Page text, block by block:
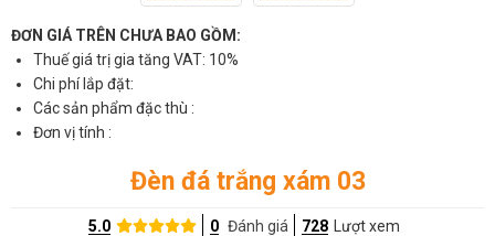
ĐƠN GIÁ TRÊN CHƯA BAO GỒM:
Thuế giá trị gia tăng VAT: 10%
Chi phí lắp đặt:
Các sản phẩm đặc thù :
Đơn vị tính :
Đèn đá trắng xám 03
5.0 0 Đánh giá 728 Lượt xem